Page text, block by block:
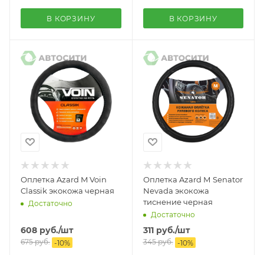
В КОРЗИНУ В КОРЗИНУ
Оплетка Azard M Voin
Classik экокожа черная
Достаточно
608 руб./шт
675руб. -10%
Оплетка Azard М Senator
Nevada экокожа
тиснение черная
Достаточно
311руб./шт
345руб. -10%